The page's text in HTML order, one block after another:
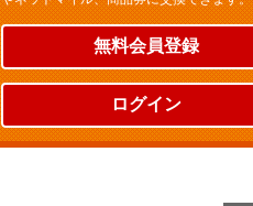
無料会員登録
ログイン